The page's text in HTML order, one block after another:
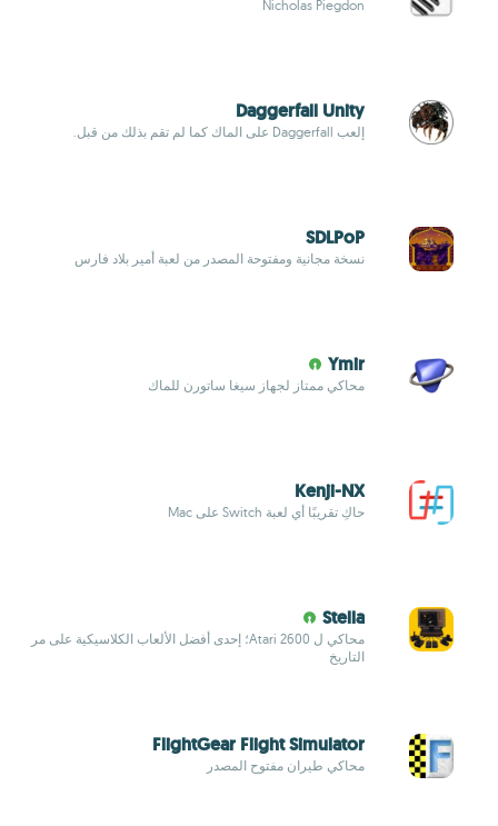
Nicholas Piegdon
Daggerfall Unity
إلعب Daggerfall على الماك كما لم تقم بذلك من قبل.
SDLPoP
نسخة مجانية ومفتوحة المصدر من لعبة أمير بلاد فارس
Ymir
محاكي ممتاز لجهاز سيغا ساتورن للماك
Kenji-NX
حاكِ تقريبًا أي لعبة Switch على Mac
Stella
محاكي ل Atari 2600؛ إحدى أفضل الألعاب الكلاسيكية على مر
التاريخ
FlightGear Flight Simulator
محاكي طيران مفتوح المصدر